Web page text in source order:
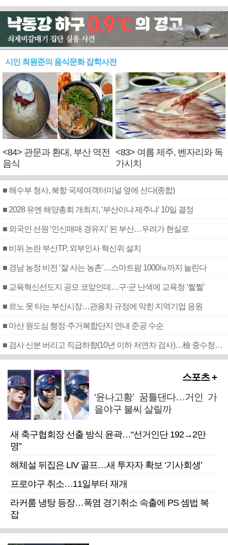
시인 최원준의 음식문화 잡학사전
<84> 관문과 환대, 부산 역전
음식
<83> 여름 제주, 벤자리와 독
가시치
■ 해수부 청사, 북항 국제여객터미널 옆에 선다(종합)
■ 2028 유엔 해양총회 개최지, ‘부산이냐 제주냐’ 10일 결정
■ 외국인 선원 ‘인신매매 경유지’ 된 부산…우려가 현실로
■ 비위 논란 부산TP, 외부인사 혁신위 설치
■ 경남 농정 비전 ‘잘 사는 농촌’…스마트팜 1000㏊까지 늘린다
■ 교육혁신선도지 공모 코앞인데…구·군 난색에 교육청 ‘쩔쩔’
■ 르노 못 타는 부산시장…관용차 규정에 막힌 지역기업 응원
■ 마산 원도심 행정·주거복합단지 연내 준공 수순
■ 검사 신분 버리고 직급하향(10년 이하 저연차 검사)…檢 중수청행 기피
스포츠 +
‘윤나고황’ 꿈틀댄다…거인 가
을야구 불씨 살릴까
새 축구협회장 선출 방식 윤곽…“선거인단 192→2만
명”
해체설 뒤집은 LIV 골프…새 투자자 확보 ‘기사회생’
프로야구 취소…11일부터 재개
라커룸 냉탕 등장…폭염 경기취소 속출에 PS 셈법 복
잡